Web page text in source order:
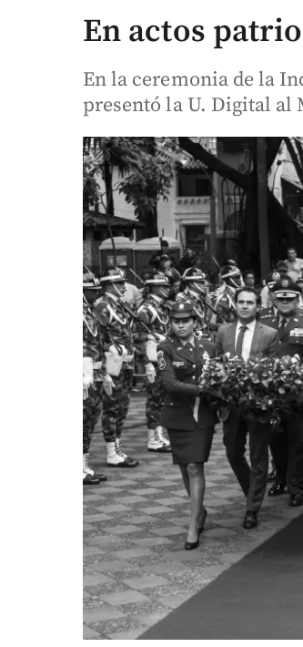
En actos
En la ceremonia de la
presentó la U. Digital al